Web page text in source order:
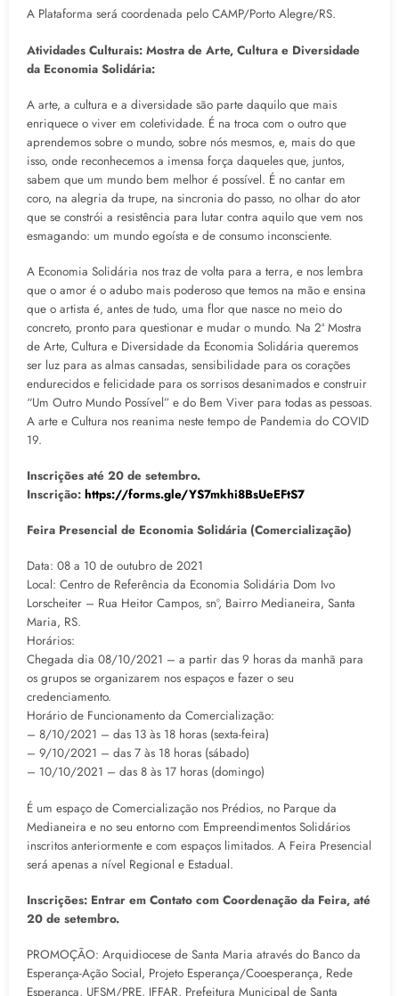
A Plataforma será coordenada pelo CAMP/Porto Alegre/RS.
Atividades Culturais: Mostra de Arte, Cultura e Diversidade
da Economia Solidária:
A arte, a cultura e a diversidade são parte daquilo que mais
enriquece o viver em coletividade. É na troca com o outro que
aprendemos sobre o mundo, sobre nós mesmos, e, mais do que
isso, onde reconhecemos a imensa força daqueles que, juntos,
sabem que um mundo bem melhor é possível. É no cantar em
coro, na alegria da trupe, na sincronia do passo, no olhar do ator
que se constrói a resistência para lutar contra aquilo que vem nos
esmagando: um mundo egoísta e de consumo inconsciente.
A Economia Solidária nos traz de volta para a terra, e nos lembra
que o amor é o adubo mais poderoso que temos na mão e ensina
que o artista é, antes de tudo, uma flor que nasce no meio do
concreto, pronto para questionar e mudar o mundo. Na 2ª Mostra
de Arte, Cultura e Diversidade da Economia Solidária queremos
ser luz para as almas cansadas, sensibilidade para os corações
endurecidos e felicidade para os sorrisos desanimados e construir
“Um Outro Mundo Possível” e do Bem Viver para todas as pessoas.
A arte e Cultura nos reanima neste tempo de Pandemia do COVID
19.
Inscrições até 20 de setembro.
Inscrição: https://forms.gle/YS7mkhi8BsUeEFtS7
Feira Presencial de Economia Solidária (Comercialização)
Data: 08 a 10 de outubro de 2021
Local: Centro de Referência da Economia Solidária Dom Ivo
Lorscheiter – Rua Heitor Campos, snº, Bairro Medianeira, Santa
Maria, RS.
Horários:
Chegada dia 08/10/2021 – a partir das 9 horas da manhã para
os grupos se organizarem nos espaços e fazer o seu
credenciamento.
Horário de Funcionamento da Comercialização:
– 8/10/2021 – das 13 às 18 horas (sexta-feira)
– 9/10/2021 – das 7 às 18 horas (sábado)
– 10/10/2021 – das 8 às 17 horas (domingo)
É um espaço de Comercialização nos Prédios, no Parque da
Medianeira e no seu entorno com Empreendimentos Solidários
inscritos anteriormente e com espaços limitados. A Feira Presencial
será apenas a nível Regional e Estadual.
Inscrições: Entrar em Contato com Coordenação da Feira, até
20 de setembro.
PROMOÇÃO: Arquidiocese de Santa Maria através do Banco da
Esperança-Ação Social, Projeto Esperança/Cooesperança, Rede
Esperança, UFSM/PRE, IFFAR, Prefeitura Municipal de Santa